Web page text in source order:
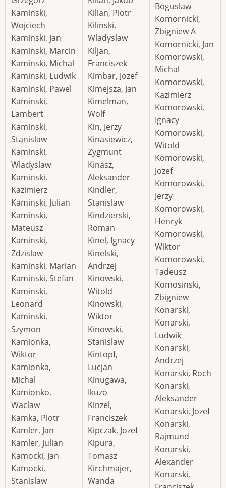
Kaminski,
Wojciech
Kaminski, Jan
Kaminski, Marcin
Kaminski, Michal
Kaminski, Ludwik
Kaminski, Pawel
Kaminski,
Lambert
Kaminski,
Stanislaw
Kaminski,
Wladyslaw
Kaminski,
Kazimierz
Kaminski, Julian
Kaminski,
Mateusz
Kaminski,
Zdzislaw
Kaminski, Marian
Kaminski, Stefan
Kaminski,
Leonard
Kaminski,
Szymon
Kamionka,
Wiktor
Kamionka,
Michal
Kamionko,
Waclaw
Kamka, Piotr
Kamler, Jan
Kamler, Julian
Kamocki, Jan
Kamocki,
Stanislaw
Kilian, Piotr
Kilinski,
Wladyslaw
Kiljan,
Franciszek
Kimbar, Jozef
Kimejsza, Jan
Kimelman,
Wolf
Kin, Jerzy
Kinasiewicz,
Zygmunt
Kinasz,
Aleksander
Kindler,
Stanislaw
Kindzierski,
Roman
Kinel, Ignacy
Kinelski,
Andrzej
Kinowski,
Witold
Kinowski,
Wiktor
Kinowski,
Stanislaw
Kintopf,
Lucjan
Kinugawa,
Ikuzo
Kinzel,
Franciszek
Kipczak, Jozef
Kipura,
Tomasz
Kirchmajer,
Wanda
Boguslaw
Komornicki,
Zbigniew A
Komornicki, Jan
Komorowski,
Michal
Komorowski,
Kazimierz
Komorowski,
Ignacy
Komorowski,
Witold
Komorowski,
Jozef
Komorowski,
Jerzy
Komorowski,
Henryk
Komorowski,
Wiktor
Komorowski,
Tadeusz
Komosinski,
Zbigniew
Konarski,
Konarski,
Ludwik
Konarski,
Andrzej
Konarski, Roch
Konarski,
Aleksander
Konarski, Jozef
Konarski,
Rajmund
Konarski,
Alexander
Konarski,